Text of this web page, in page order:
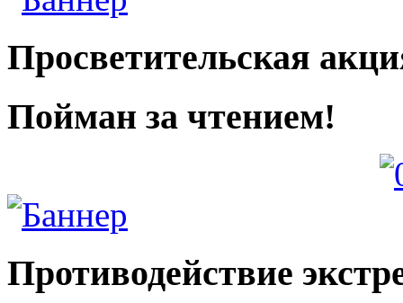
Просветительская
Пойман за чтением!
Противодействие